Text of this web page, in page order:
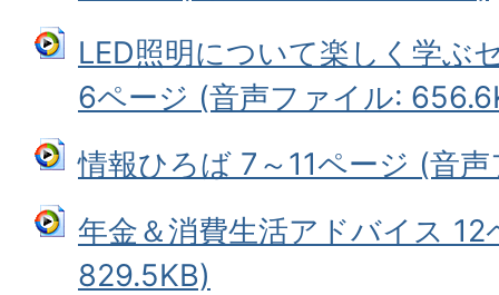
LED照明について楽しく学ぶ
6ページ (音声ファイル:
情報ひろば 7～11ページ (音
年金＆消費生活アドバイス
829.5KB)